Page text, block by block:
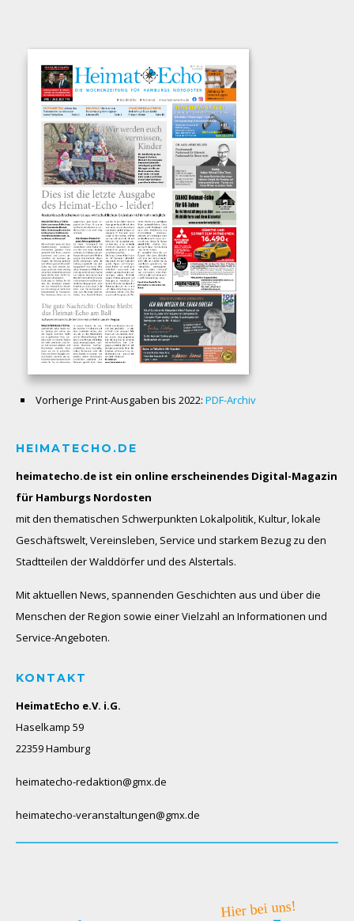
Vorherige Print-Ausgaben bis 2022: PDF-Archiv
HEIMATECHO.DE
heimatecho.de ist ein online erscheinendes Digital-Magazin
für Hamburgs Nordosten
mit den thematischen Schwerpunkten Lokalpolitik, Kultur, lokale
Geschäftswelt, Vereinsleben, Service und starkem Bezug zu den
Stadtteilen der Walddörfer und des Alstertals.
Mit aktuellen News, spannenden Geschichten aus und über die
Menschen der Region sowie einer Vielzahl an Informationen und
Service-Angeboten.
KONTAKT
HeimatEcho e.V. i.G.
Haselkamp 59
22359 Hamburg
heimatecho-redaktion@gmx.de
heimatecho-veranstaltungen@gmx.de